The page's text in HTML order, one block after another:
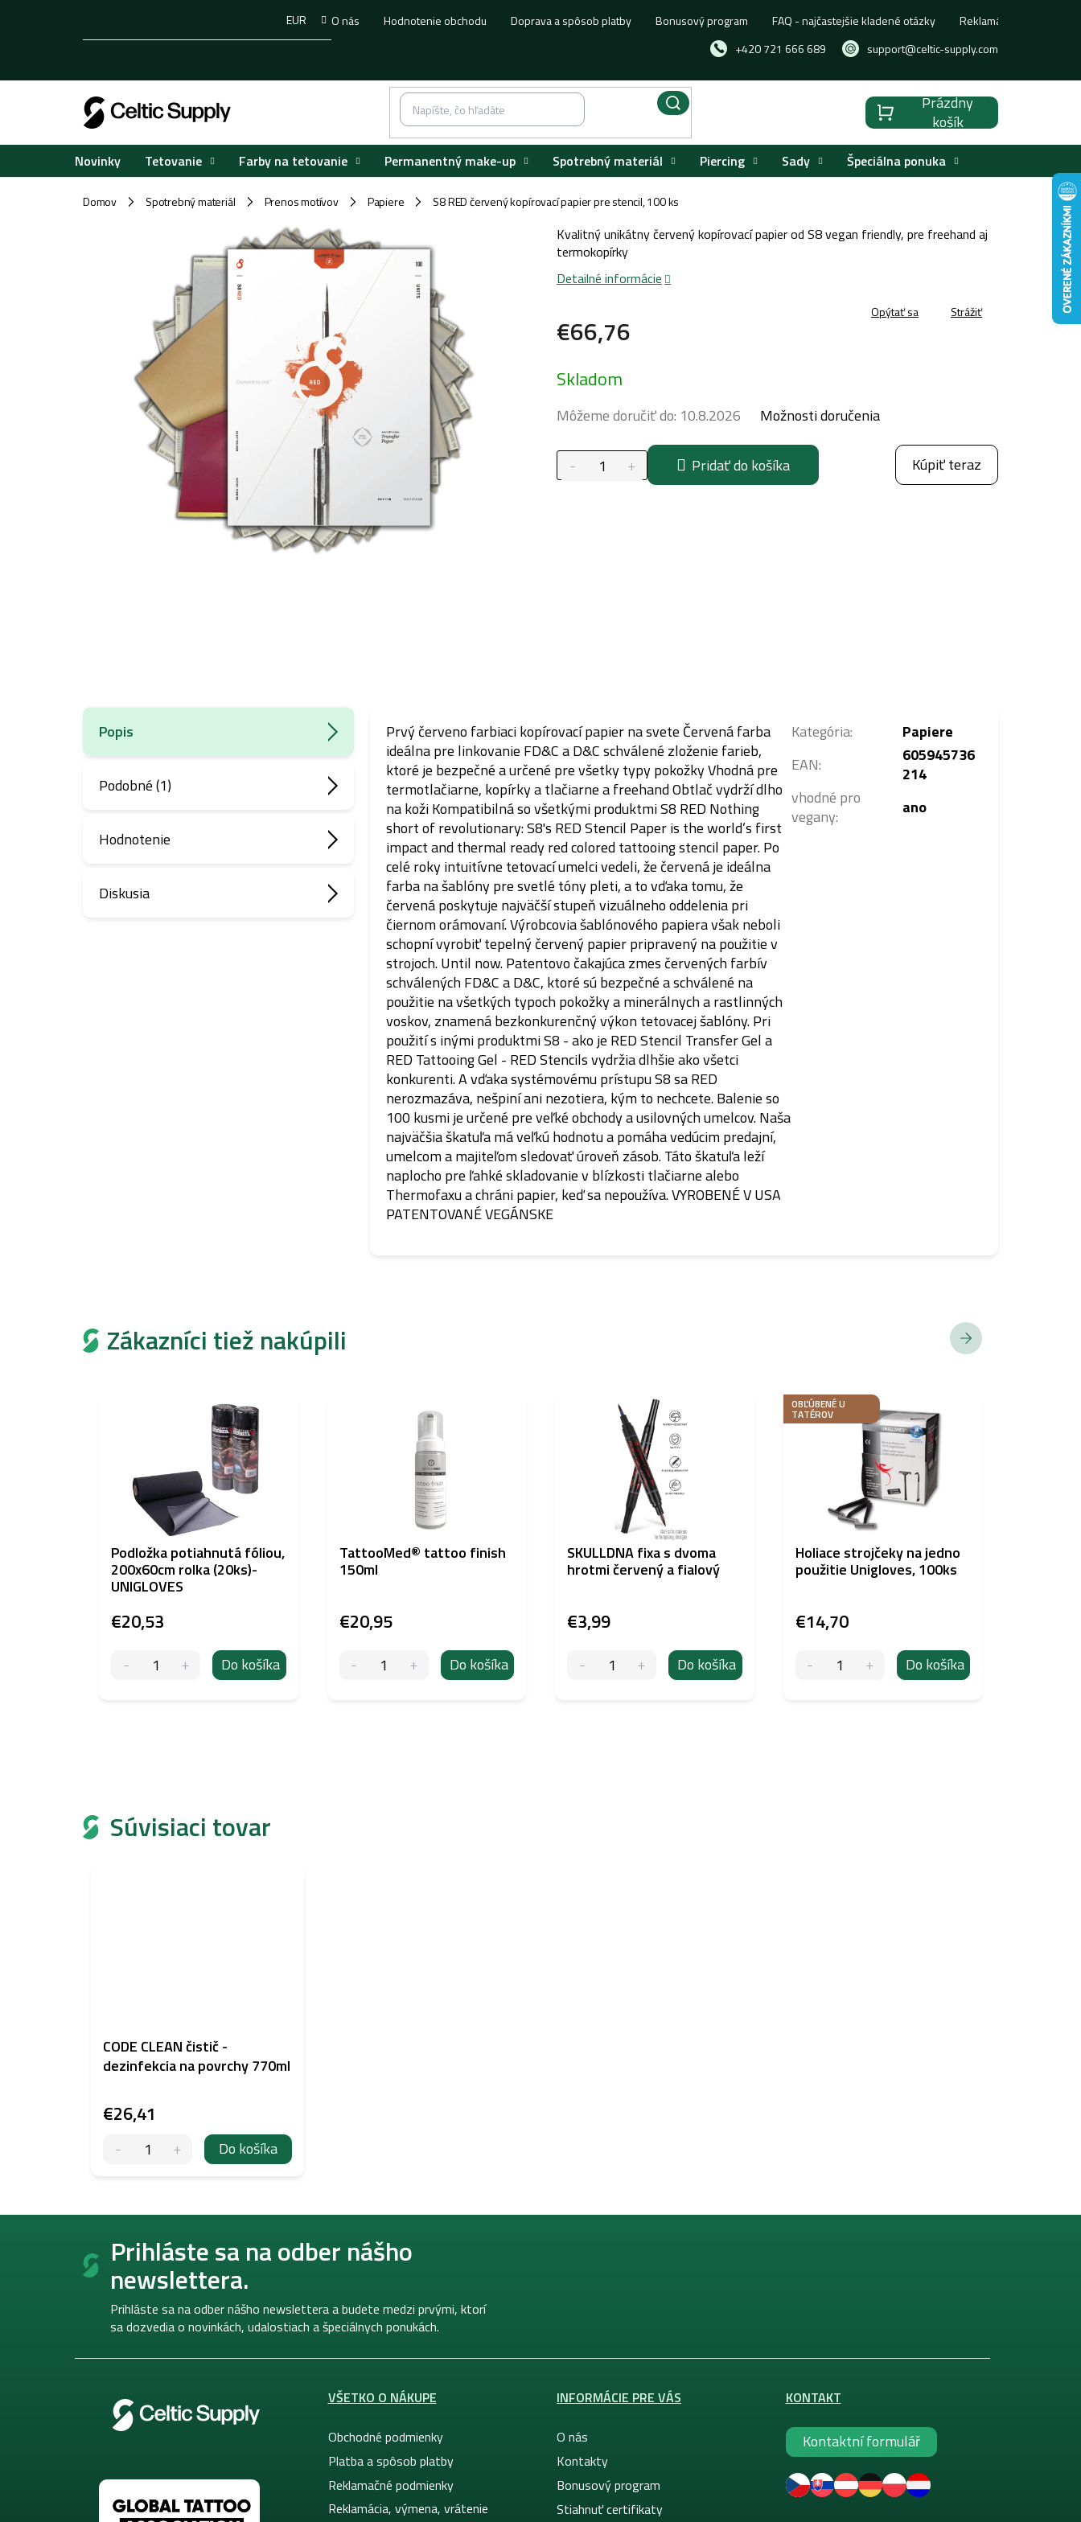
+420 721 666 689 support@celtic-supply.com
O nás Hodnotenie obchodu Doprava a spôsob platby Bonusový program FAQ - najčastejšie kladené otázky Reklamácia, výmena
EUR
Nákupný
košík
Prázdny
košík
Novinky Tetovanie Farby na tetovanie Permanentný make-up Spotrebný materiál Piercing Sady Špeciálna ponuka
Domov / Spotrebný materiál / Prenos motívov / Papiere / S8 RED červený kopírovací papier pre stencil, 100 ks
€66,76
cena:
Skladom
Môžeme doručiť do: 10.8.2026 Možnosti doručenia
Pridať do košíka Kúpiť teraz
Kvalitný unikátny červený kopírovací papier od S8 vegan friendly, pre freehand aj
termokopírky
Detailné informácie
Opýtať sa Strážiť
Súvisiaci tovar
CODE CLEAN čistič -
dezinfekcia na povrchy 770ml
€26,41
Do košíka
Popis
Podobné (1)
Hodnotenie
Diskusia
Prvý červeno farbiaci kopírovací papier na svete Červená farba
ideálna pre linkovanie FD&C a D&C schválené zloženie farieb,
ktoré je bezpečné a určené pre všetky typy pokožky Vhodná pre
termotlačiarne, kopírky a tlačiarne a freehand Obtlač vydrží dlho
na koži Kompatibilná so všetkými produktmi S8 RED Nothing
short of revolutionary: S8's RED Stencil Paper is the world’s first
impact and thermal ready red colored tattooing stencil paper. Po
celé roky intuitívne tetovací umelci vedeli, že červená je ideálna
farba na šablóny pre svetlé tóny pleti, a to vďaka tomu, že
červená poskytuje najväčší stupeň vizuálneho oddelenia pri
čiernom orámovaní. Výrobcovia šablónového papiera však neboli
schopní vyrobiť tepelný červený papier pripravený na použitie v
strojoch. Until now. Patentovo čakajúca zmes červených farbív
schválených FD&C a D&C, ktoré sú bezpečné a schválené na
použitie na všetkých typoch pokožky a minerálnych a rastlinných
voskov, znamená bezkonkurenčný výkon tetovacej šablóny. Pri
použití s inými produktmi S8 - ako je RED Stencil Transfer Gel a
RED Tattooing Gel - RED Stencils vydržia dlhšie ako všetci
konkurenti. A vďaka systémovému prístupu S8 sa RED
nerozmazáva, nešpiní ani nezotiera, kým to nechcete. Balenie so
100 kusmi je určené pre veľké obchody a usilovných umelcov. Naša
najväčšia škatuľa má veľkú hodnotu a pomáha vedúcim predajní,
umelcom a majiteľom sledovať úroveň zásob. Táto škatuľa leží
naplocho pre ľahké skladovanie v blízkosti tlačiarne alebo
Thermofaxu a chráni papier, keď sa nepoužíva. VYROBENÉ V USA
PATENTOVANÉ VEGÁNSKE
Kategória:
Papiere
EAN:
605945736
214
vhodné pro
vegany: ano
Zákazníci tiež nakúpili
Podložka potiahnutá fóliou,
200x60cm rolka (20ks)-
UNIGLOVES
€20,53
Do košíka
TattooMed® tattoo finish
150ml
€20,95
Do košíka
SKULLDNA fixa s dvoma
hrotmi červený a fialový
€3,99
Do košíka
OBĽÚBENÉ U
TATÉROV
Holiace strojčeky na jedno
použitie Unigloves, 100ks
€14,70
Do košíka
Z
Prihláste sa na odber nášho
newslettera.
Prihláste sa na odber nášho newslettera a budete medzi prvými, ktorí
sa dozvedia o novinkách, udalostiach a špeciálnych ponukách.
VŠETKO O NÁKUPE
Obchodné podmienky
Platba a spôsob platby
Reklamačné podmienky
Reklamácia, výmena, vrátenie
INFORMÁCIE PRE VÁS
O nás
Kontakty
Bonusový program
Stiahnuť certifikaty
KONTAKT
Kontaktní formulář